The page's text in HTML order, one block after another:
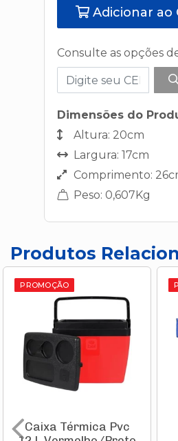
Adicionar ao
Consulte as opções
Dimensões do
Altura: 20cm
Largura: 17cm
Comprimento:
Peso: 0,607Kg
Produtos
PROMOÇÃO
Caixa Térmica Pvc